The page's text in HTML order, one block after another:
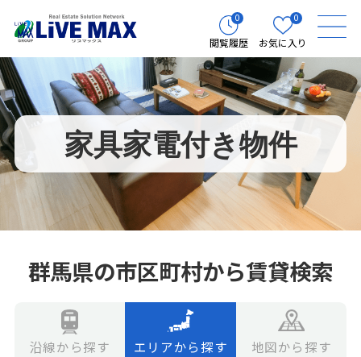
0
閲覧履歴
0
お気に入り
家具家電付き物件
群馬県の市区町村から賃貸検索
沿線から探す エリアから探す 地図から探す